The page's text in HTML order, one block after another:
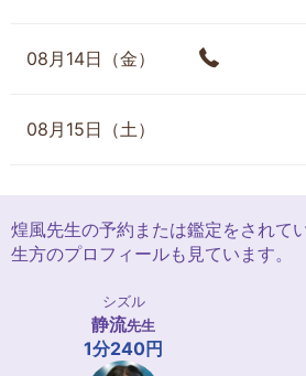
08月14日（金）
08月15日（土）
煌風先生の予約または鑑定をされて
生方のプロフィールも見ています。
シズル
静流先生
1分240円